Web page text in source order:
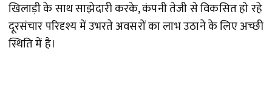
खिलाड़ी के साथ साझेदारी करके, कंपनी तेजी से विकसित हो रहे
दूरसंचार परिदृश्य में उभरते अवसरों का लाभ उठाने के लिए अच्छी
स्थिति में है।